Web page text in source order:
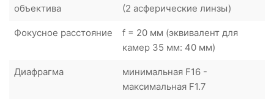
объектива
(2 асферические линзы)
Фокусное расстояние
f = 20 мм (эквивалент для
камер 35 мм: 40 мм)
Диафрагма
минимальная F16 -
максимальная F1.7